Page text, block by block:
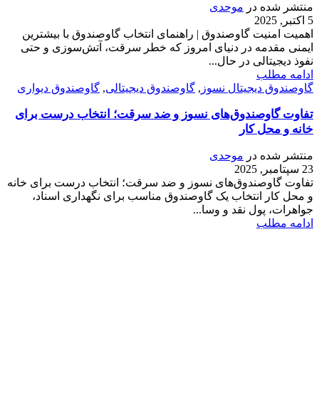
منتشر شده در موحدی
5 اکتبر, 2025
اهمیت امنیت گاوصندوق | راهنمای انتخاب گاوصندوق با بیشترین
ایمنی مقدمه در دنیای امروز که خطر سرقت، آتش‌سوزی و حتی
نفوذ دیجیتالی در حال...
ادامه مطلب
گاوصندوق دیجیتال نسوز , گاوصندوق دیجیتالی, گاوصندوق دیواری
تفاوت گاوصندوق‌های نسوز و ضد سرقت؛ انتخاب درست برای
خانه و محل کار
منتشر شده در موحدی
23 سپتامبر, 2025
تفاوت گاوصندوق‌های نسوز و ضد سرقت؛ انتخاب درست برای خانه
و محل کار انتخاب یک گاوصندوق مناسب برای نگهداری اسناد،
جواهرات، پول نقد و وسا...
ادامه مطلب